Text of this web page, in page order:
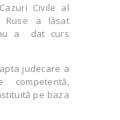
Civile al
Ruse a lăsat
nu a dat curs
judecare a
pe baza